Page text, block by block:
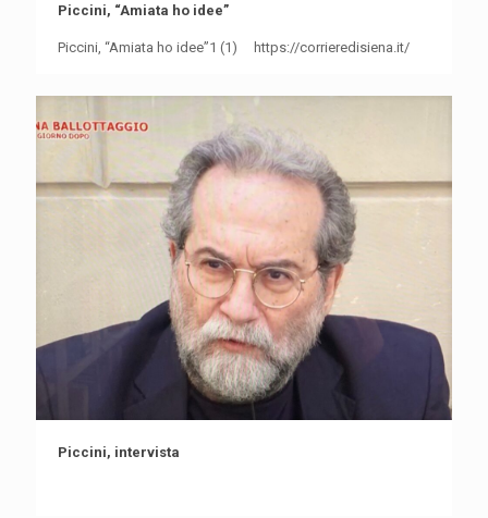
Piccini, “Amiata ho idee”
Piccini, “Amiata ho idee”1 (1) https://corrieredisiena.it/
Piccini, intervista